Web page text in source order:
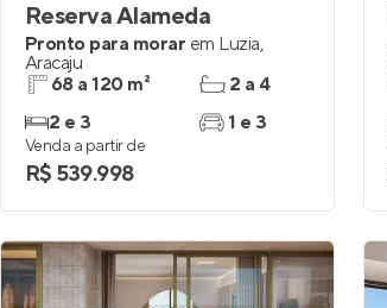
Reserva Alameda
Pronto para morar em Luzia,
Aracaju
68 a 120 m²
2 e 3
2 a 4
1 e 3
Venda a partir de
R$ 539.998